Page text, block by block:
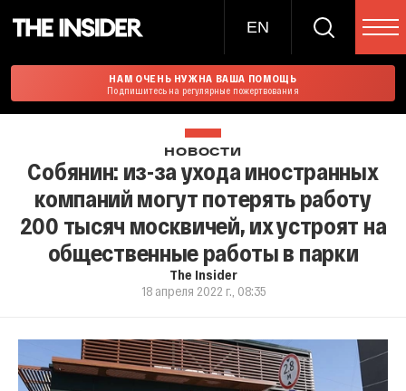
EN
НАМ ОЧЕНЬ НУЖНА ВАША ПОМОЩЬ
Подпишитесь на регулярные пожертвования
НОВОСТИ
Собянин: из-за ухода иностранных
компаний могут потерять работу
200 тысяч москвичей, их устроят на
общественные работы в парки
The Insider
18 апреля 2022 г., 08:35